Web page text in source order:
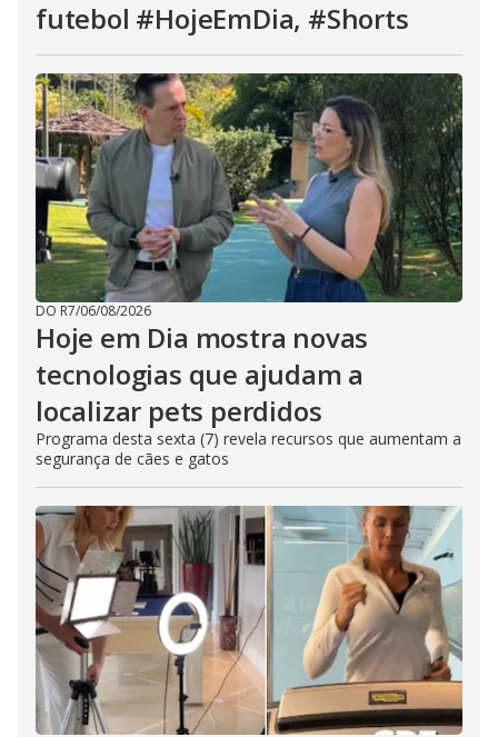
futebol #HojeEmDia, #Shorts
DO R7/06/08/2026
Hoje em Dia mostra novas
tecnologias que ajudam a
localizar pets perdidos
Programa desta sexta (7) revela recursos que aumentam a
segurança de cães e gatos